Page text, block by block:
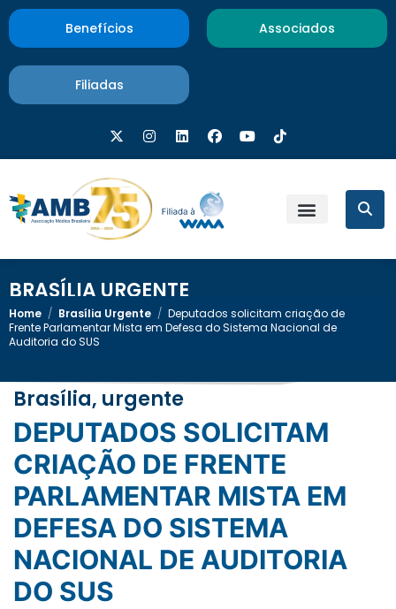
Benefícios Associados
Filiadas
BRASÍLIA URGENTE
Home / Brasília Urgente / Deputados solicitam criação de
Frente Parlamentar Mista em Defesa do Sistema Nacional de
Auditoria do SUS
Brasília, urgente
DEPUTADOS SOLICITAM
CRIAÇÃO DE FRENTE
PARLAMENTAR MISTA EM
DEFESA DO SISTEMA
NACIONAL DE AUDITORIA
DO SUS